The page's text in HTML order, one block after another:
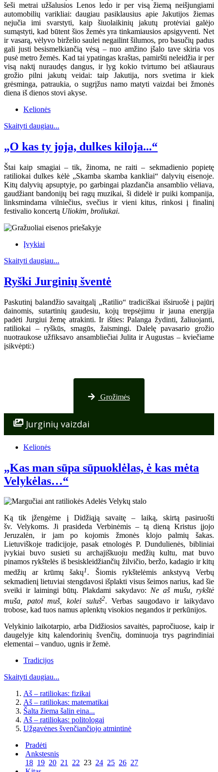
šeši metrai užšalusios Lenos ledo ir per visą žiemą neišjungiami
automobilių varikliai: daugiau pasiklausius apie Jakutijos žiemas
nejučia imi svarstyti, kaip šiuolaikinių jakutų protėviai galėjo
sumąstyti, kad būtent šios žemės yra tinkamiausios apsigyventi. Net
ir vasarą, vėlyvo birželio saulei negailint šilumos, pro basučių padus
gali justi besismelkiančią vėsą – nuo amžino įšalo tave skiria vos
pusė metro žemės. Kad tai ypatingas kraštas, pamiršti neleidžia ir per
visą naktį nuraudęs dangus, ir lyg kokio tvirtumo bei atšiauraus
grožio pilni jakutų veidai: taip Jakutija, nors svetima ir kiek
grėsminga, patraukia, o sugrįžus namo matyti vaizdai bei žmonės
diena iš dienos stovi akyse.
Kelionės
Skaityti daugiau...
„O kas ty joja, dulkes kiloja...“
Štai kaip smagiai – tik, žinoma, ne raiti – sekmadienio popietę
ratiliokai dulkes kėlė „Skamba skamba kankliai“ dalyvių eisenoje.
Kitų dalyvių apsuptyje, po garbingai plazdančia ansamblio vėliava,
gaudžiant bandonijų bei ragų muzikai, ši didelė ir puiki kompanija,
linksmindama vilniečius, svečius ir vieni kitus, rinkosi į finalinį
festivalio koncertą Uliokim, broliukai.
Įvykiai
Skaityti daugiau...
Ryški Jurginių šventė
Paskutinį balandžio savaitgalį „Ratilio“ tradiciškai išsiruošė į pajūrį
dainomis, sutartinių gaudesiu, kojų trepsėjimu ir jauna energija
padėti Jurgiui žemę atrakinti. Ir išties: Palanga žydinti, žaliuojanti,
ratiliokai – ryškūs, smagūs, žaismingi. Dalelę pavasario grožio
nuotraukose užfiksavo ansambliečiai Julita ir Augustas – kviečiame
įsikvėpti:)
Nuotraukos iš Palangos
Grožimės
Jurginių vaizdai
Kelionės
„Kas man sūpa sūpuoklėlas, ė kas mėta
Velykėlas…“
Ką tik įžengėme į Didžiąją savaitę – laiką, skirtą pasiruošti
šv. Velykoms. Ji prasideda Verbinėmis – tą dieną Kristus įjojo
Jeruzalėn, ir jam po kojomis žmonės klojo palmių šakas.
Lietuviškoje tradicijoje, pasak etnologės P. Dundulienės, bibliniai
įvykiai buvo susieti su archajiškuoju medžių kultu, mat buvo
pinamos rykštelės iš besiskleidžiančių žilvičio, beržo, kadagio ir kitų
medžių ar krūmų šakų1 . Šiomis rykštelėmis ankstyvą Verbų
sekmadienį lietuviai stengdavosi išplakti visus šeimos narius, kad šie
sveiki ir laimingi būtų. Plakdami sakydavo: Ne aš mušu, rykštė
muša, patol muš, kolei suluš2. Verbas saugodavo ir laikydavo
trobose, kad tuos namus aplenktų visokios negandos ir perkūnijos.
Velykinio laikotarpio, arba Didžiosios savaitės, papročiuose, kaip ir
daugelyje kitų kalendorinių švenčių, dominuoja trys pagrindiniai
elementai – vanduo, ugnis ir žemė.
Tradicijos
Skaityti daugiau...
Aš – ratiliokas: fizikai
Aš – ratiliokas: matematikai
Šalta žiema šalin eina...
Aš – ratiliokas: politologai
Užgavėnes švenčiančiojo atmintinė
Pradėti
Ankstesnis
18 19 20 21 22 23 24 25 26 27